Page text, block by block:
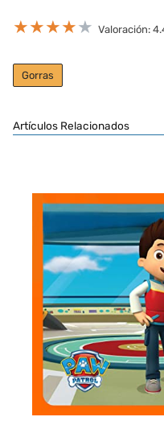
★★★★★ Valoración:
Gorras
Artículos Relacionados